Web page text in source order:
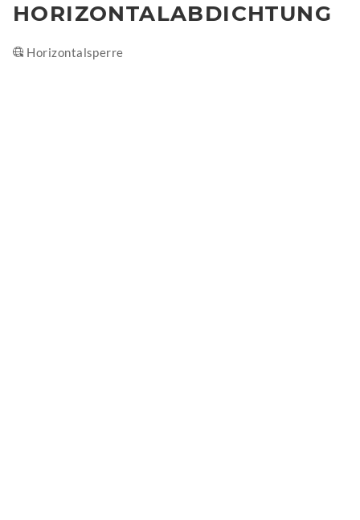
HORIZONTALABDICHTUNG
Horizontalsperre